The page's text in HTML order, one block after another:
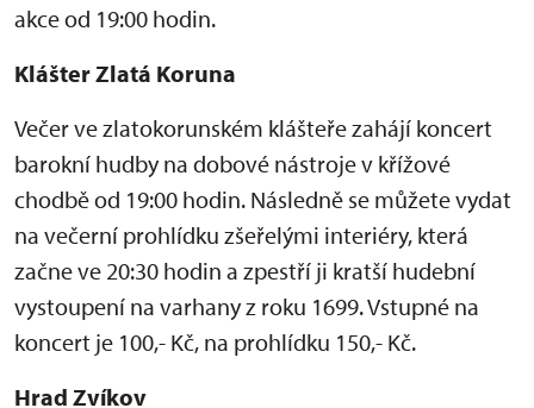
akce od 19:00 hodin.
Klášter Zlatá Koruna
Večer ve zlatokorunském klášteře zahájí koncert
barokní hudby na dobové nástroje v křížové
chodbě od 19:00 hodin. Následně se můžete vydat
na večerní prohlídku zšeřelými interiéry, která
začne ve 20:30 hodin a zpestří ji kratší hudební
vystoupení na varhany z roku 1699. Vstupné na
koncert je 100,- Kč, na prohlídku 150,- Kč.
Hrad Zvíkov